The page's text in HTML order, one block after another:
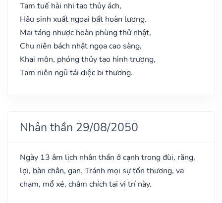
Tam tuế hài nhi tao thủy ách,
Hậu sinh xuất ngoại bất hoàn lương.
Mai táng nhược hoàn phùng thử nhật,
Chu niên bách nhật ngọa cao sàng,
Khai môn, phóng thủy tạo hình trượng,
Tam niên ngũ tái diệc bi thương.
Nhân thần 29/08/2050
Ngày 13 âm lịch nhân thần ở cạnh trong đùi, răng,
lợi, bàn chân, gan. Tránh mọi sự tổn thương, va
chạm, mổ xẻ, châm chích tại vị trí này.